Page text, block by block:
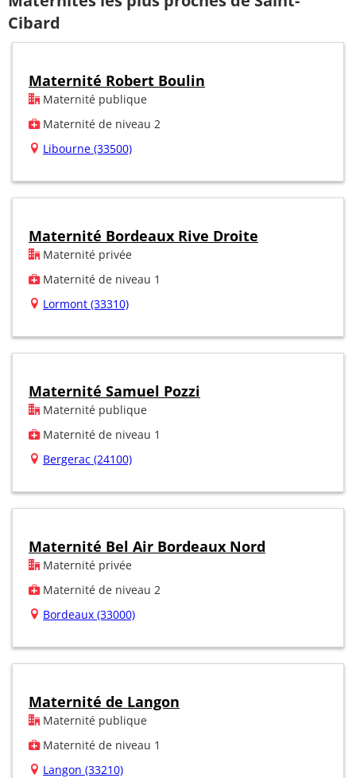
Cibard
Maternité Robert Boulin
Maternité publique
Maternité de niveau 2
Libourne (33500)
Maternité Bordeaux Rive Droite
Maternité privée
Maternité de niveau 1
Lormont (33310)
Maternité Samuel Pozzi
Maternité publique
Maternité de niveau 1
Bergerac (24100)
Maternité Bel Air Bordeaux Nord
Maternité privée
Maternité de niveau 2
Bordeaux (33000)
Maternité de Langon
Maternité publique
Maternité de niveau 1
Langon (33210)